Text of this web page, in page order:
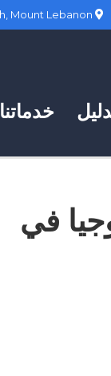
خدماتنا
في